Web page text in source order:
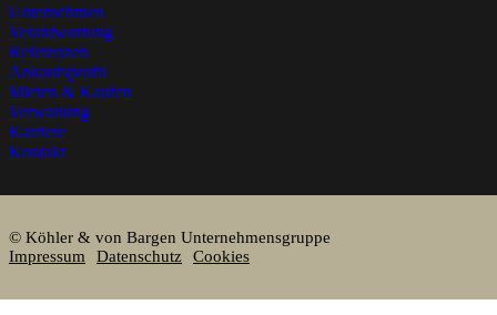
Unternehmen
Verantwortung
Referenzen
Ankaufsprofil
Mieten & Kaufen
Verwaltung
Karriere
Kontakt
© Köhler & von Bargen Unternehmensgruppe
Impressum
Datenschutz Cookies